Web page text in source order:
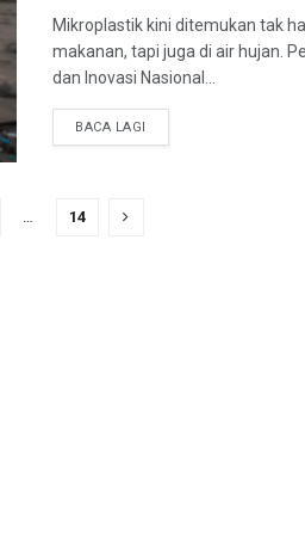
Mikroplastik kini ditemukan tak
makanan, tapi juga di air hujan.
dan Inovasi Nasional...
BACA LAGI
… 14